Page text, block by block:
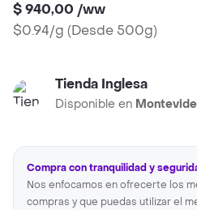
$ 940,00 /ww
$0.94/g (Desde 500g)
Tienda Inglesa
Disponible en
Compra con tranquilidad y
Nos enfocamos en ofrecerte los
compras y que puedas utilizar el